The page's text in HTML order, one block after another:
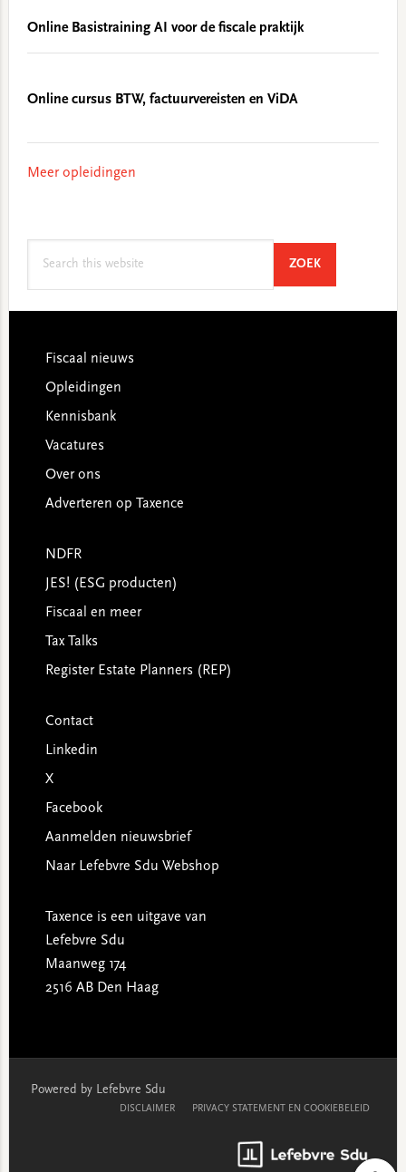
Online Basistraining AI voor de fiscale praktijk
Online cursus BTW, factuurvereisten en ViDA
Meer opleidingen
ZOEKSEARCH
Footer
Fiscaal nieuws
Opleidingen
Kennisbank
Vacatures
Over ons
Adverteren op Taxence
NDFR
JES! (ESG producten)
Fiscaal en meer
Tax Talks
Register Estate Planners (REP)
Contact
Linkedin
X
Facebook
Aanmelden nieuwsbrief
Naar Lefebvre Sdu Webshop
Taxence is een uitgave van
Lefebvre Sdu
Maanweg 174
2516 AB Den Haag
Powered by Lefebvre Sdu
DISCLAIMER PRIVACY STATEMENT EN COOKIEBELEID